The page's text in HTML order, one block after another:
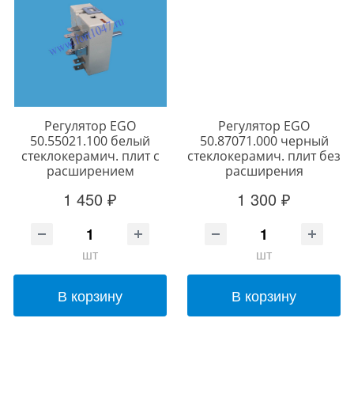
Регулятор EGO
50.55021.100 белый
стеклокерамич. плит с
расширением
1 450 ₽
шт
В корзину
Регулятор EGO
50.87071.000 черный
стеклокерамич. плит без
расширения
1 300 ₽
шт
В корзину